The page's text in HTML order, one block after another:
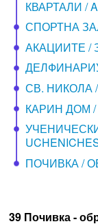
КВАРТАЛИ /
СПОРТНА
АКАЦИИТЕ /
СВ. НИКОЛА /
КАРИН ДОМ /
ПОЧИВКА /
39 Почивка -